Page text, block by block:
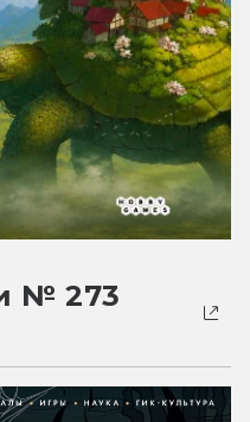
№ 273